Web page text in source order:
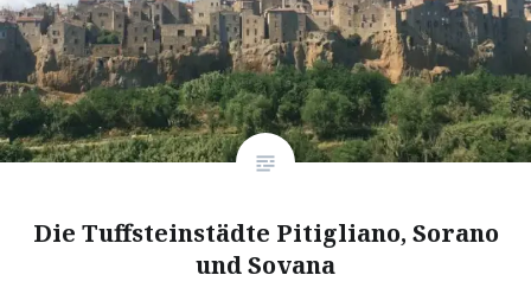
Die Tuffsteinstädte Pitigliano, Sorano
und Sovana